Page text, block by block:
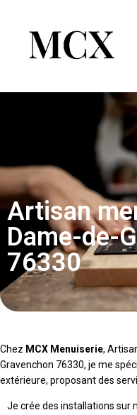
Artisan
Dame-de-
76330
Chez MCX Menuiserie,
Gravenchon 76330, je me
extérieure, proposant des
Je crée des installations sur